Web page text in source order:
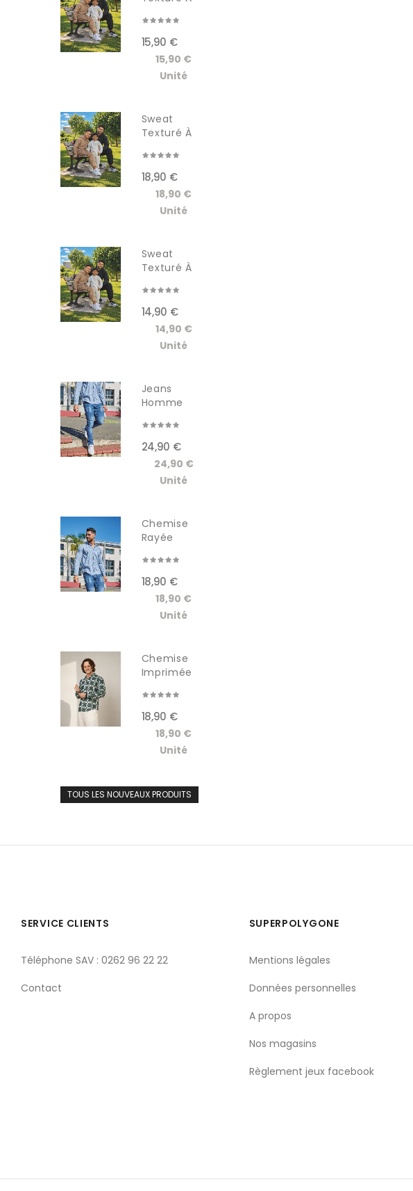
15,90 €
15,90 €
Unité
Sweat
Texturé À
18,90 €
18,90 €
Unité
Sweat
Texturé À
14,90 €
14,90 €
Unité
Jeans
Homme
24,90 €
24,90 €
Unité
Chemise
Rayée
18,90 €
18,90 €
Unité
Chemise
Imprimée
18,90 €
18,90 €
Unité
TOUS LES NOUVEAUX PRODUITS
SERVICE CLIENTS
Téléphone SAV : 0262 96 22 22
Contact
SUPERPOLYGONE
Mentions légales
Données personnelles
A propos
Nos magasins
Règlement jeux facebook